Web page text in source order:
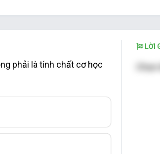
phải là tính chất cơ học
LỜI
Chọn